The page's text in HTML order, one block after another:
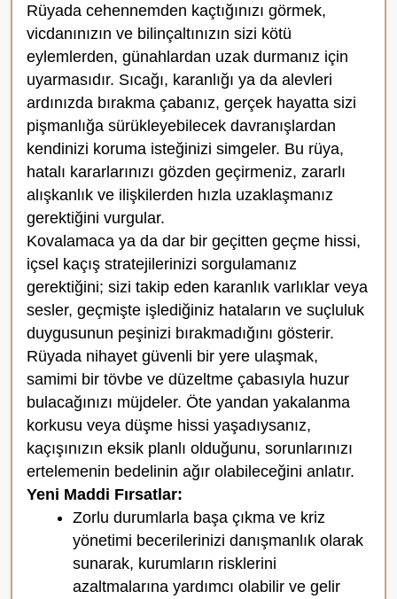
Rüyada cehennemden kaçtığınızı görmek,
vicdanınızın ve bilinçaltınızın sizi kötü
eylemlerden, günahlardan uzak durmanız için
uyarmasıdır. Sıcağı, karanlığı ya da alevleri
ardınızda bırakma çabanız, gerçek hayatta sizi
pişmanlığa sürükleyebilecek davranışlardan
kendinizi koruma isteğinizi simgeler. Bu rüya,
hatalı kararlarınızı gözden geçirmeniz, zararlı
alışkanlık ve ilişkilerden hızla uzaklaşmanız
gerektiğini vurgular.
Kovalamaca ya da dar bir geçitten geçme hissi,
içsel kaçış stratejilerinizi sorgulamanız
gerektiğini; sizi takip eden karanlık varlıklar veya
sesler, geçmişte işlediğiniz hataların ve suçluluk
duygusunun peşinizi bırakmadığını gösterir.
Rüyada nihayet güvenli bir yere ulaşmak,
samimi bir tövbe ve düzeltme çabasıyla huzur
bulacağınızı müjdeler. Öte yandan yakalanma
korkusu veya düşme hissi yaşadıysanız,
kaçışınızın eksik planlı olduğunu, sorunlarınızı
ertelemenin bedelinin ağır olabileceğini anlatır.
Yeni Maddi Fırsatlar:
Zorlu durumlarla başa çıkma ve kriz
yönetimi becerilerinizi danışmanlık olarak
sunarak, kurumların risklerini
azaltmalarına yardımcı olabilir ve gelir